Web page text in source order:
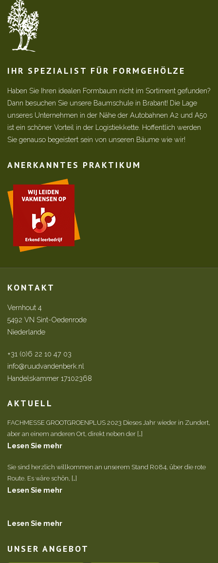
IHR SPEZIALIST FÜR FORMGEHÖLZE
Haben Sie Ihren idealen Formbaum nicht im Sortiment gefunden?
Dann besuchen Sie unsere Baumschule in Brabant! Die Lage
unseres Unternehmen in der Nähe der Autobahnen A2 und A50
ist ein schöner Vorteil in der Logistiekkette. Hoffentlich werden
Sie genauso begeistert sein von unseren Bäume wie wir!
ANERKANNTES PRAKTIKUM
KONTAKT
Vernhout 4
5492 VN Sint-Oedenrode
Niederlande
+31 (0)6 22 10 47 03
info@ruudvandenberk.nl
Handelskammer 17102368
AKTUELL
FACHMESSE GROOTGROENPLUS 2023 Dieses Jahr wieder in Zundert,
aber an einem anderen Ort, direkt neben der […]
Lesen Sie mehr
Sie sind herzlich willkommen an unserem Stand R084, über die rote
Route. Es wäre schön, […]
Lesen Sie mehr
Lesen Sie mehr
UNSER ANGEBOT